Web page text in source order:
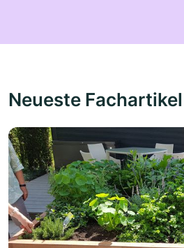
Neueste Fachartikel